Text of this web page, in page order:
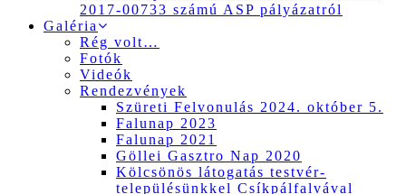
2017-00733 számú ASP pályázatról
Galéria
Rég volt…
Fotók
Videók
Rendezvények
Szüreti Felvonulás 2024. október 5.
Falunap 2023
Falunap 2021
Göllei Gasztro Nap 2020
Kölcsönös látogatás testvér-
településünkkel Csíkpálfalvával